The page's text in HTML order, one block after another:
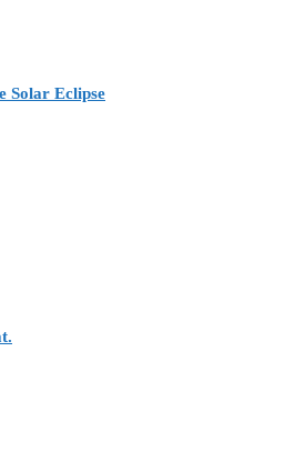
Solar Eclipse